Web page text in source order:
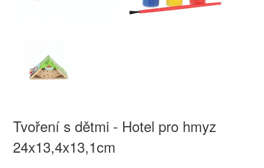
Tvoření s dětmi - Hotel pro hmyz
24x13,4x13,1cm